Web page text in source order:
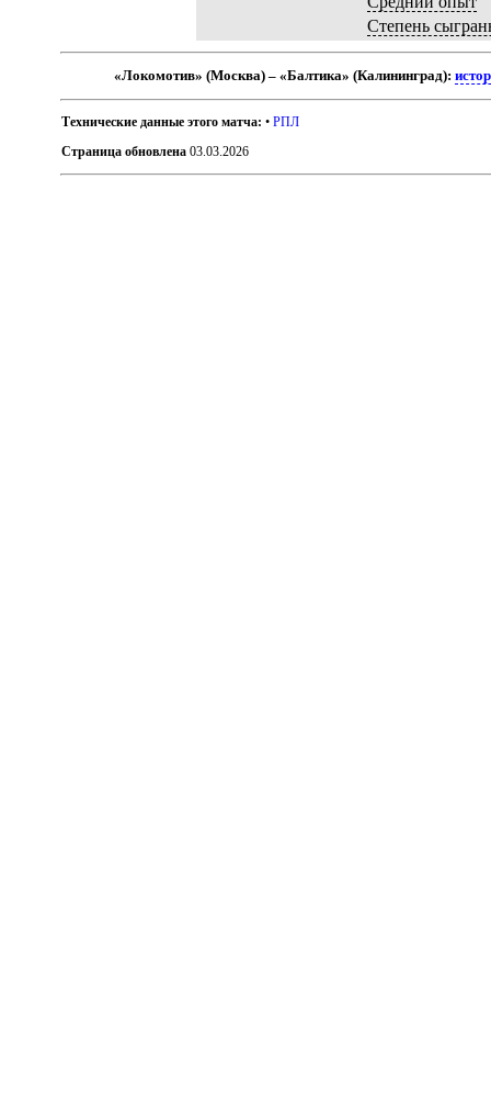
Степень
«Локомотив» (Москва) – «Балтика» (Калининград):
Технические данные этого матча: •РПЛ
Страница обновлена 03.03.2026